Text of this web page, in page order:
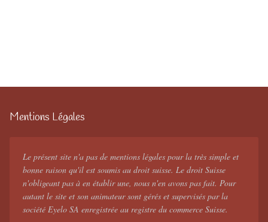
Mentions Légales
Le présent site n'a pas de mentions légales pour la très simple et
bonne raison qu'il est soumis au droit suisse. Le droit Suisse
n'obligeant pas à en établir une, nous n'en avons pas fait. Pour
autant le site et son animateur sont gérés et supervisés par la
société Eyelo SA enregistrée au registre du commerce Suisse.